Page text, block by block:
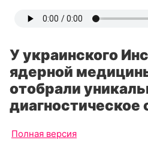
У украинского
ядерной
отобрали
диагностическое
Полная версия